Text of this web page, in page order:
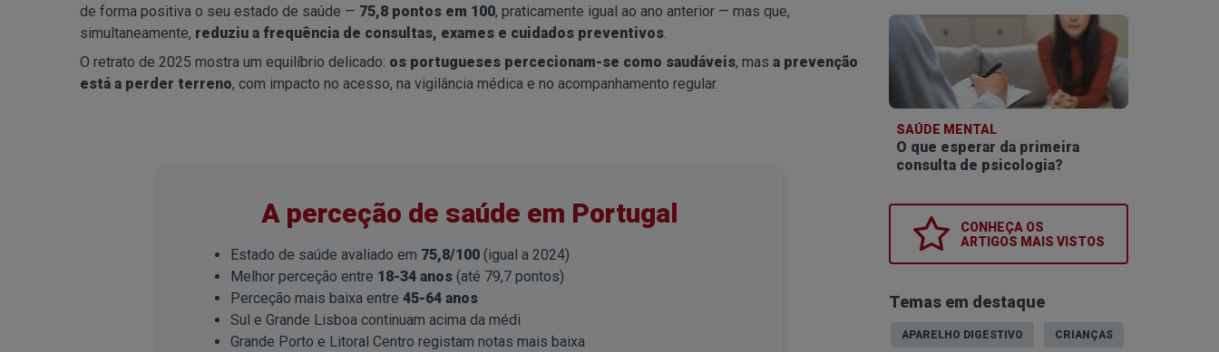
de forma positiva o seu estado de saúde — 75,8 pontos em 100, praticamente igual ao ano anterior — mas que,
simultaneamente, reduziu a frequência de consultas, exames e cuidados preventivos.
O retrato de 2025 mostra um equilíbrio delicado: os portugueses percecionam-se como saudáveis, mas a prevenção
está a perder terreno, com impacto no acesso, na vigilância médica e no acompanhamento regular.
A perceção de saúde em Portugal
Estado de saúde avaliado em 75,8/100 (igual a 2024)
Melhor perceção entre 18-34 anos (até 79,7 pontos)
Perceção mais baixa entre 45-64 anos
Sul e Grande Lisboa continuam acima da médi
Grande Porto e Litoral Centro registam notas mais baixa
SAÚDE MENTAL
O que esperar da primeira
consulta de psicologia?
CONHEÇA OS
ARTIGOS MAIS VISTOS
Temas em destaque
APARELHO DIGESTIVO CRIANÇAS